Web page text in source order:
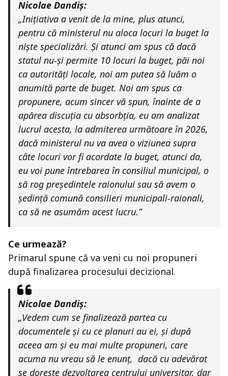
Nicolae Dandiș:
„Inițiativa a venit de la mine, plus atunci,
pentru că ministerul nu aloca locuri la buget la
niște specializări. Și atunci am spus că dacă
statul nu-și permite 10 locuri la buget, păi noi
ca autorități locale, noi am putea să luăm o
anumită parte de buget. Noi am spus ca
propunere, acum sincer vă spun, înainte de a
apărea discuția cu absorbția, eu am analizat
lucrul acesta, la admiterea următoare în 2026,
dacă ministerul nu va avea o viziunea supra
câte locuri vor fi acordate la buget, atunci da,
eu voi pune întrebarea în consiliul municipal, o
să rog președintele raionului sau să avem o
ședință comună consilieri municipali-raionali,
ca să ne asumăm acest lucru.”
Ce urmează?
Primarul spune că va veni cu noi propuneri
după finalizarea procesului decizional.
Nicolae Dandiș:
„Vedem cum se finalizează partea cu
documentele și cu ce planuri au ei, și după
aceea am și eu mai multe propuneri, care
acuma nu vreau să le enunț, dacă cu adevărat
se dorește dezvoltarea centrului universitar, dar